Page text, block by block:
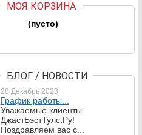
МОЯ КОРЗИНА
(пусто)
БЛОГ / НОВОСТИ
28 Декабрь 2023
График работы...
Уважаемые клиенты
ДжастБэстТулс.Ру!
Поздравляем вас с...